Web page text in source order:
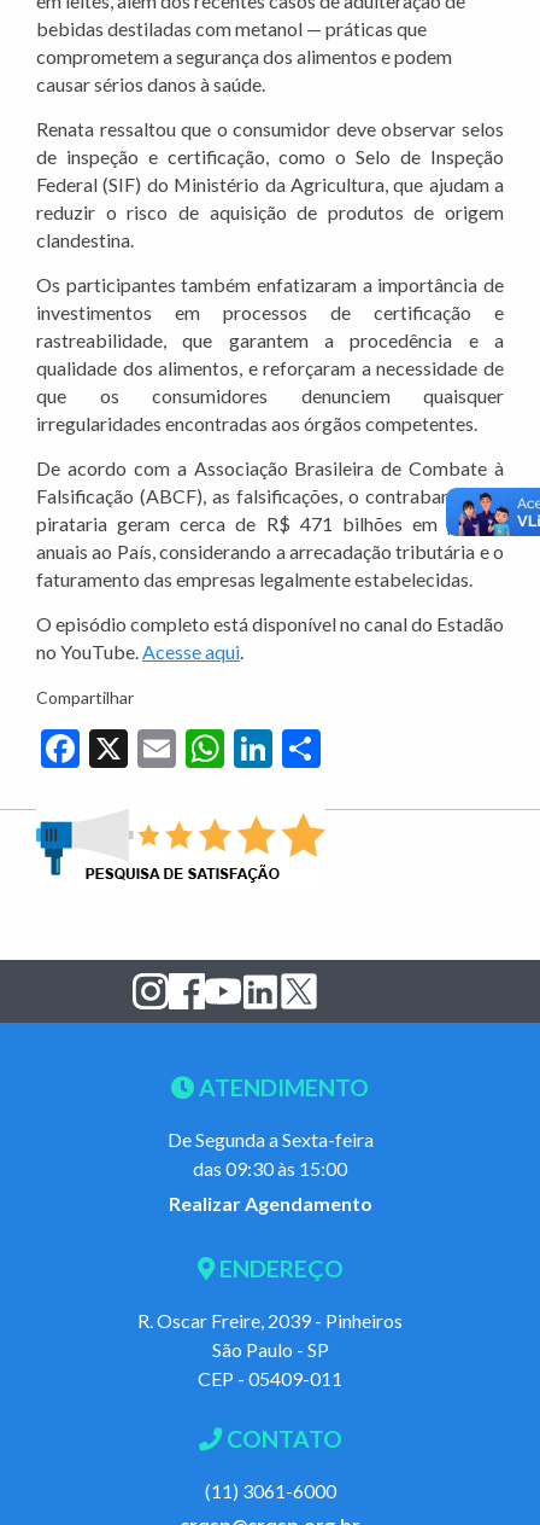
bebidas destiladas com metanol — práticas que
comprometem a segurança dos alimentos e podem
causar sérios danos à saúde.
Renata ressaltou que o consumidor deve observar selos
de inspeção e certificação, como o Selo de Inspeção
Federal (SIF) do Ministério da Agricultura, que ajudam a
reduzir o risco de aquisição de produtos de origem
clandestina.
Os participantes também enfatizaram a importância de
investimentos em processos de certificação e
rastreabilidade, que garantem a procedência e a
qualidade dos alimentos, e reforçaram a necessidade de
que os consumidores denunciem quaisquer
irregularidades encontradas aos órgãos competentes.
De acordo com a Associação Brasileira de Combate à
Falsificação (ABCF), as falsificações, o contrabando e a
pirataria geram cerca de R$ 471 bilhões em perdas
anuais ao País, considerando a arrecadação tributária e o
faturamento das empresas legalmente estabelecidas.
O episódio completo está disponível no canal do Estadão
no YouTube. Acesse aqui
Compartilhar
Facebook
X EmailWhatsApp
LinkedIn
ATENDIMENTO
De Segunda a Sexta-feira
das 09:30 às 15:00
Realizar Agendamento
ENDEREÇO
R. Oscar Freire, 2039 - Pinheiros
São Paulo - SP
CEP - 05409-011
CONTATO
(11) 3061-6000